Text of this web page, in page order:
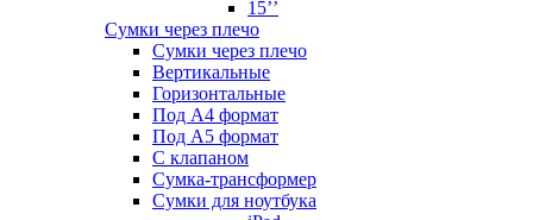
15’’
Сумки через плечо
Сумки через плечо
Вертикальные
Горизонтальные
Под А4 формат
Под А5 формат
С клапаном
Сумка-трансформер
Сумки для ноутбука